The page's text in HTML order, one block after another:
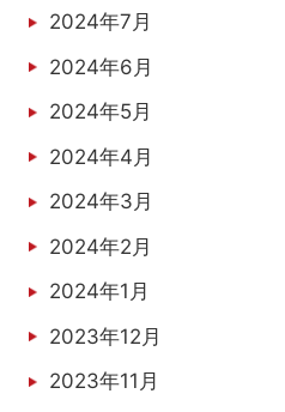
2024年7月
2024年6月
2024年5月
2024年4月
2024年3月
2024年2月
2024年1月
2023年12月
2023年11月